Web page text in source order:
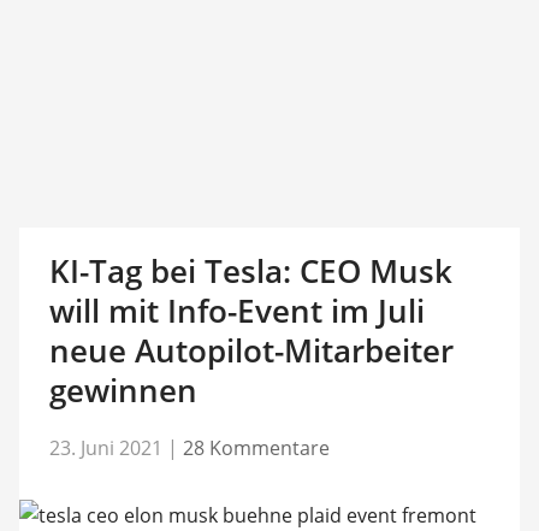
KI-Tag bei Tesla: CEO Musk
will mit Info-Event im Juli
neue Autopilot-Mitarbeiter
gewinnen
23. Juni 2021 | 28 Kommentare